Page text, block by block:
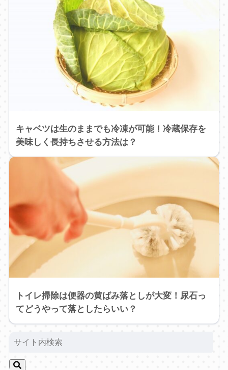
キャベツは生のままでも冷凍が可能！冷蔵保存を
美味しく長持ちさせる方法は？
トイレ掃除は便器の黄ばみ落としが大変！尿石っ
てどうやって落としたらいい？